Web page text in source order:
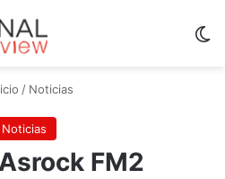
/ Noticias
Noticias
FM2